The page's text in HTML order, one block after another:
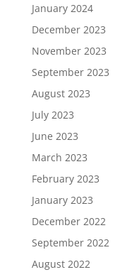
January 2024
December 2023
November 2023
September 2023
August 2023
July 2023
June 2023
March 2023
February 2023
January 2023
December 2022
September 2022
August 2022